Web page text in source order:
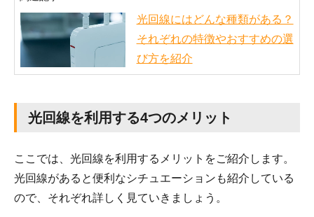
光回線にはどんな種類がある？
それぞれの特徴やおすすめの選
び方を紹介
光回線を利用する4つのメリット
ここでは、光回線を利用するメリットをご紹介します。
光回線があると便利なシチュエーションも紹介している
ので、それぞれ詳しく見ていきましょう。